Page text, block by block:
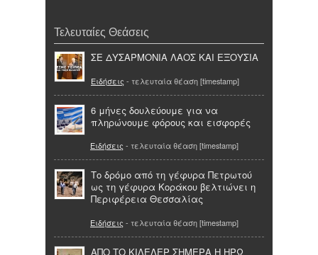
Τελευταίες Θεάσεις
ΣΕ ΔΥΣΑΡΜΟΝΙΑ ΛΑΟΣ ΚΑΙ ΕΞΟΥΣΙΑ
Ειδήσεις - τελευταία θέαση [timestamp]
6 μήνες δουλεύουμε για να
πληρώνουμε φόρους και εισφορές
Ειδήσεις - τελευταία θέαση [timestamp]
Το δρόμο από τη γέφυρα Πετρωτού
ως τη γέφυρα Κοράκου βελτιώνει η
Περιφέρεια Θεσσαλίας
Ειδήσεις - τελευταία θέαση [timestamp]
ΑΠΟ ΤΟ ΚΙΛΕΛΕΡ ΣΗΜΕΡΑ Η ΗΡΩ